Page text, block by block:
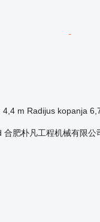
4,4 m Radijus kopanja
肥朴凡工程机械有限公